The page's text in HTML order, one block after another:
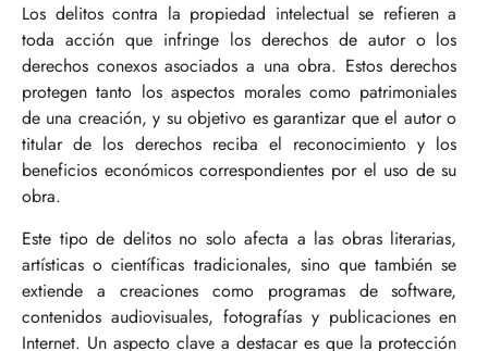
Los delitos contra la propiedad intelectual se refieren a
toda acción que infringe los derechos de autor o los
derechos conexos asociados a una obra. Estos derechos
protegen tanto los aspectos morales como patrimoniales
de una creación, y su objetivo es garantizar que el autor o
titular de los derechos reciba el reconocimiento y los
beneficios económicos correspondientes por el uso de su
obra.
Este tipo de delitos no solo afecta a las obras literarias,
artísticas o científicas tradicionales, sino que también se
extiende a creaciones como programas de software,
contenidos audiovisuales, fotografías y publicaciones en
Internet. Un aspecto clave a destacar es que la protección